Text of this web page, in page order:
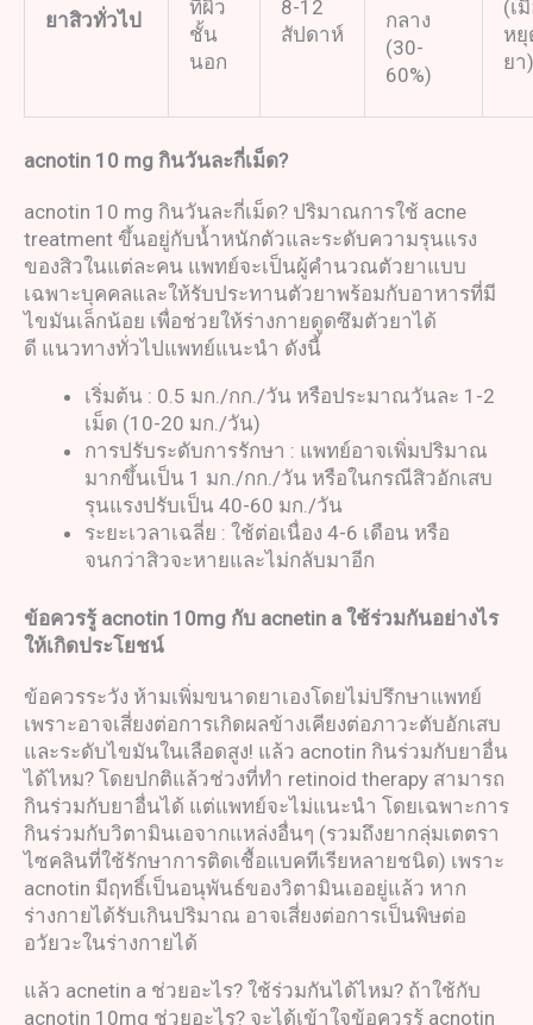
ยาสิวทั่วไป
ที่ผิว
ชั้น
นอก
8-12
สัปดาห์
กลาง
(30-
60%)
(เ
หยุ
ยา)
acnotin 10 mg กินวันละกี่เม็ด?
acnotin 10 mg กินวันละกี่เม็ด? ปริมาณการใช้ acne
treatment ขึ้นอยู่กับน้ำหนักตัวและระดับความรุนแรง
ของสิวในแต่ละคน แพทย์จะเป็นผู้คำนวณตัวยาแบบ
เฉพาะบุคคลและให้รับประทานตัวยาพร้อมกับอาหารที่มี
ไขมันเล็กน้อย เพื่อช่วยให้ร่างกายดูดซึมตัวยาได้
ดี แนวทางทั่วไปแพทย์แนะนำ ดังนี้
เริ่มต้น : 0.5 มก./กก./วัน หรือประมาณวันละ 1-2
เม็ด (10-20 มก./วัน)
การปรับระดับการรักษา : แพทย์อาจเพิ่มปริมาณ
มากขึ้นเป็น 1 มก./กก./วัน หรือในกรณีสิวอักเสบ
รุนแรงปรับเป็น 40-60 มก./วัน
ระยะเวลาเฉลี่ย : ใช้ต่อเนื่อง 4-6 เดือน หรือ
จนกว่าสิวจะหายและไม่กลับมาอีก
ข้อควรรู้ acnotin 10mg กับ acnetin a ใช้ร่วมกันอย่างไร
ให้เกิดประโยชน์
ข้อควรระวัง ห้ามเพิ่มขนาดยาเองโดยไม่ปรึกษาแพทย์
เพราะอาจเสี่ยงต่อการเกิดผลข้างเคียงต่อภาวะตับอักเสบ
และระดับไขมันในเลือดสูง! แล้ว acnotin กินร่วมกับยาอื่น
ได้ไหม? โดยปกติแล้วช่วงที่ทำ retinoid therapy สามารถ
กินร่วมกับยาอื่นได้ แต่แพทย์จะไม่แนะนำ โดยเฉพาะการ
กินร่วมกับวิตามินเอจากแหล่งอื่นๆ (รวมถึงยากลุ่มเตตรา
ไซคลินที่ใช้รักษาการติดเชื้อแบคทีเรียหลายชนิด) เพราะ
acnotin มีฤทธิ์เป็นอนุพันธ์ของวิตามินเออยู่แล้ว หาก
ร่างกายได้รับเกินปริมาณ อาจเสี่ยงต่อการเป็นพิษต่อ
อวัยวะในร่างกายได้
แล้ว acnetin a ช่วยอะไร? ใช้ร่วมกันได้ไหม? ถ้าใช้กับ
acnotin 10mg ช่วยอะไร? จะได้เข้าใจข้อควรรู้ acnotin